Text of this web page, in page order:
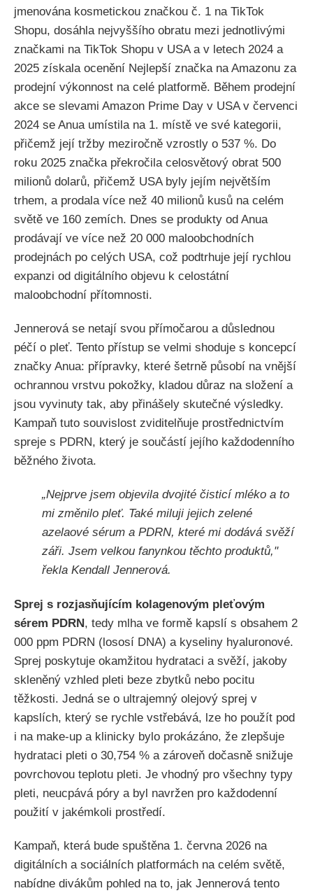
jmenována kosmetickou značkou č. 1 na TikTok
Shopu, dosáhla nejvyššího obratu mezi jednotlivými
značkami na TikTok Shopu v USA a v letech 2024 a
2025 získala ocenění Nejlepší značka na Amazonu za
prodejní výkonnost na celé platformě. Během prodejní
akce se slevami Amazon Prime Day v USA v červenci
2024 se Anua umístila na 1. místě ve své kategorii,
přičemž její tržby meziročně vzrostly o 537 %. Do
roku 2025 značka překročila celosvětový obrat 500
milionů dolarů, přičemž USA byly jejím největším
trhem, a prodala více než 40 milionů kusů na celém
světě ve 160 zemích. Dnes se produkty od Anua
prodávají ve více než 20 000 maloobchodních
prodejnách po celých USA, což podtrhuje její rychlou
expanzi od digitálního objevu k celostátní
maloobchodní přítomnosti.
Jennerová se netají svou přímočarou a důslednou
péčí o pleť. Tento přístup se velmi shoduje s koncepcí
značky Anua: přípravky, které šetrně působí na vnější
ochrannou vrstvu pokožky, kladou důraz na složení a
jsou vyvinuty tak, aby přinášely skutečné výsledky.
Kampaň tuto souvislost zviditelňuje prostřednictvím
spreje s PDRN, který je součástí jejího každodenního
běžného života.
„Nejprve jsem objevila dvojité čisticí mléko a to
mi změnilo pleť. Také miluji jejich zelené
azelaové sérum a PDRN, které mi dodává svěží
záři. Jsem velkou fanynkou těchto produktů,"
řekla Kendall Jennerová.
Sprej s rozjasňujícím kolagenovým pleťovým
sérem PDRN, tedy mlha ve formě kapslí s obsahem 2
000 ppm PDRN (lososí DNA) a kyseliny hyaluronové.
Sprej poskytuje okamžitou hydrataci a svěží, jakoby
skleněný vzhled pleti beze zbytků nebo pocitu
těžkosti. Jedná se o ultrajemný olejový sprej v
kapslích, který se rychle vstřebává, lze ho použít pod
i na make-up a klinicky bylo prokázáno, že zlepšuje
hydrataci pleti o 30,754 % a zároveň dočasně snižuje
povrchovou teplotu pleti. Je vhodný pro všechny typy
pleti, neucpává póry a byl navržen pro každodenní
použití v jakémkoli prostředí.
Kampaň, která bude spuštěna 1. června 2026 na
digitálních a sociálních platformách na celém světě,
nabídne divákům pohled na to, jak Jennerová tento